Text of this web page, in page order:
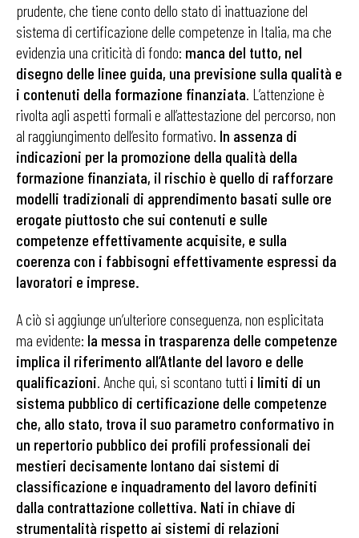
prudente, che tiene conto dello stato di inattuazione del
sistema di certificazione delle competenze in Italia, ma che
evidenzia una criticità di fondo: manca del tutto, nel
disegno delle linee guida, una previsione sulla qualità e
i contenuti della formazione finanziata. L’attenzione è
rivolta agli aspetti formali e all’attestazione del percorso, non
al raggiungimento dell’esito formativo. In assenza di
indicazioni per la promozione della qualità della
formazione finanziata, il rischio è quello di rafforzare
modelli tradizionali di apprendimento basati sulle ore
erogate piuttosto che sui contenuti e sulle
competenze effettivamente acquisite, e sulla
coerenza con i fabbisogni effettivamente espressi da
lavoratori e imprese.
A ciò si aggiunge un’ulteriore conseguenza, non esplicitata
ma evidente: la messa in trasparenza delle competenze
implica il riferimento all’Atlante del lavoro e delle
qualificazioni. Anche qui, si scontano tutti i limiti di un
sistema pubblico di certificazione delle competenze
che, allo stato, trova il suo parametro conformativo in
un repertorio pubblico dei profili professionali dei
mestieri decisamente lontano dai sistemi di
classificazione e inquadramento del lavoro definiti
dalla contrattazione collettiva. Nati in chiave di
strumentalità rispetto ai sistemi di relazioni